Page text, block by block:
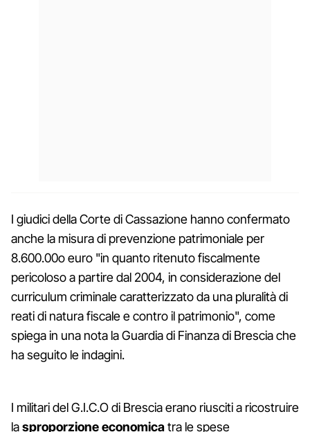
I giudici della Corte di Cassazione hanno confermato
anche la misura di prevenzione patrimoniale per
8.600.00o euro "in quanto ritenuto fiscalmente
pericoloso a partire dal 2004, in considerazione del
curriculum criminale caratterizzato da una pluralità di
reati di natura fiscale e contro il patrimonio", come
spiega in una nota la Guardia di Finanza di Brescia che
ha seguito le indagini.
I militari del G.I.C.O di Brescia erano riusciti a ricostruire
lasproporzione economicatra le spese